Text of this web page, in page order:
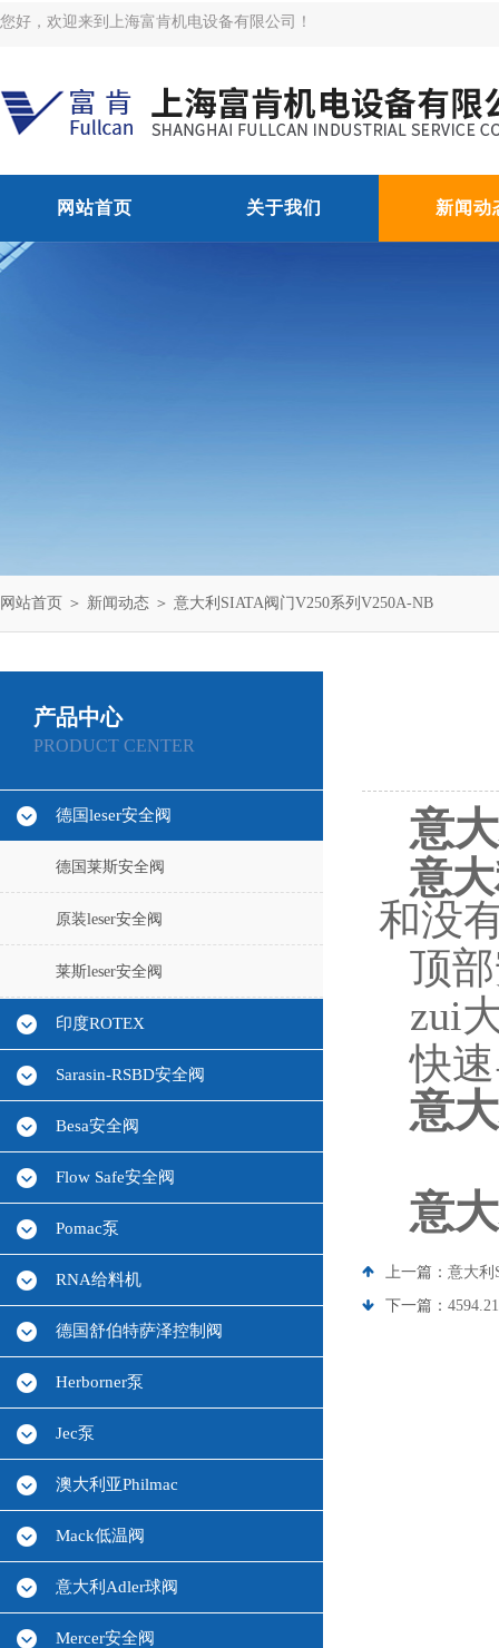
您好，欢迎来到上海富肯机电设备有限公司！
网站首页 关于我们 新闻动
网站首页 ＞ 新闻动态 ＞ 意大利SIATA阀门V250系列V250A-NB
产品中心
PRODUCT CENTER
德国leser安全阀
德国莱斯安全阀
原装leser安全阀
莱斯leser安全阀
印度ROTEX
Sarasin-RSBD安全阀
Besa安全阀
Flow Safe安全阀
Pomac泵
RNA给料机
德国舒伯特萨泽控制阀
Herborner泵
Jec泵
澳大利亚Philmac
Mack低温阀
意大利Adler球阀
Mercer安全阀
意
意
和没
顶
zui
快
意
意
上一篇： 意大利
下一篇：